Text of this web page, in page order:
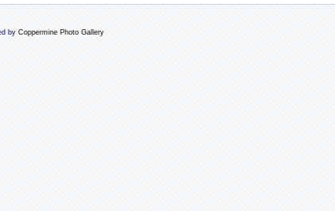
by Coppermine Photo Gallery